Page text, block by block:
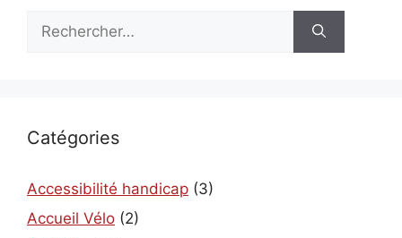
Catégories
Accessibilité handicap (3)
Accueil Vélo (2)